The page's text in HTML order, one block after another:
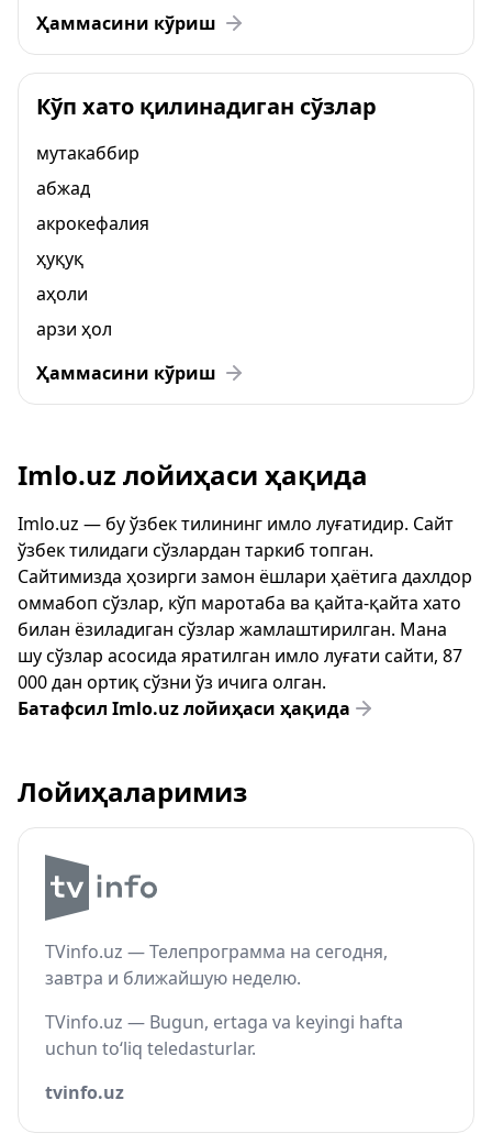
Ҳаммасини кўриш
Кўп хато қилинадиган сўзлар
мутакаббир
абжад
акрокефалия
ҳуқуқ
аҳоли
арзи ҳол
Ҳаммасини кўриш
Imlo.uz лойиҳаси ҳақида
Imlo.uz — бу ўзбек тилининг имло луғатидир. Сайт
ўзбек тилидаги сўзлардан таркиб топган.
Сайтимизда ҳозирги замон ёшлари ҳаётига дахлдор
оммабоп сўзлар, кўп маротаба ва қайта-қайта хато
билан ёзиладиган сўзлар жамлаштирилган. Мана
шу сўзлар асосида яратилган имло луғати сайти, 87
000 дан ортиқ сўзни ўз ичига олган.
Батафсил Imlo.uz лойиҳаси ҳақида
Лойиҳаларимиз
TVinfo.uz — Телепрограмма на сегодня,
завтра и ближайшую неделю.
TVinfo.uz — Bugun, ertaga va keyingi hafta
uchun to‘liq teledasturlar.
tvinfo.uz